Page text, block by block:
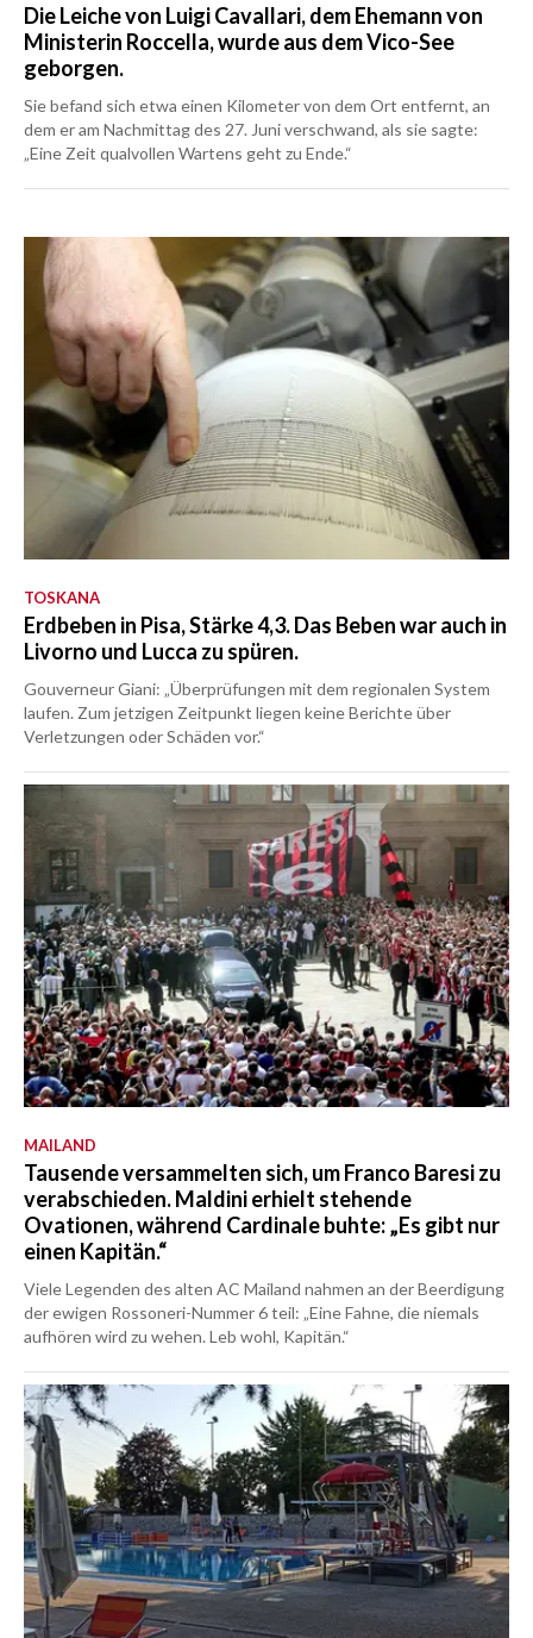
Die Leiche von Luigi Cavallari, dem Ehemann von
Ministerin Roccella, wurde aus dem Vico-See
geborgen.
Sie befand sich etwa einen Kilometer von dem Ort entfernt, an
dem er am Nachmittag des 27. Juni verschwand, als sie sagte:
„Eine Zeit qualvollen Wartens geht zu Ende.“
TOSKANA
Erdbeben in Pisa, Stärke 4,3. Das Beben war auch in
Livorno und Lucca zu spüren.
Gouverneur Giani: „Überprüfungen mit dem regionalen System
laufen. Zum jetzigen Zeitpunkt liegen keine Berichte über
Verletzungen oder Schäden vor.“
MAILAND
Tausende versammelten sich, um Franco Baresi zu
verabschieden. Maldini erhielt stehende
Ovationen, während Cardinale buhte: „Es gibt nur
einen Kapitän.“
Viele Legenden des alten AC Mailand nahmen an der Beerdigung
der ewigen Rossoneri-Nummer 6 teil: „Eine Fahne, die niemals
aufhören wird zu wehen. Leb wohl, Kapitän.“